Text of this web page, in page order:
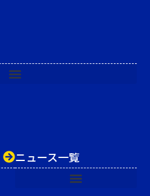
ニュース一覧